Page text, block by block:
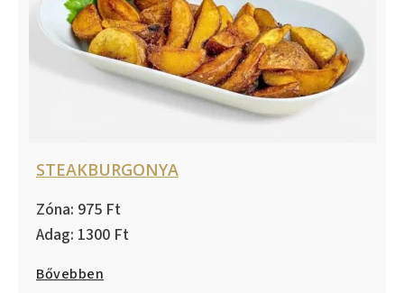
STEAKBURGONYA
975
1300
Bővebben